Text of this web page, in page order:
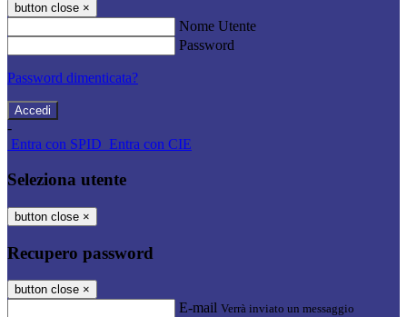
button close ×
Nome Utente
Password
Password dimenticata?
-
Entra con SPID Entra con CIE
Seleziona utente
button close ×
Recupero password
button close ×
E-mail Verrà inviato un messaggio